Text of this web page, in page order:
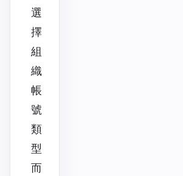
選
擇
組
織
帳
號
類
型
而